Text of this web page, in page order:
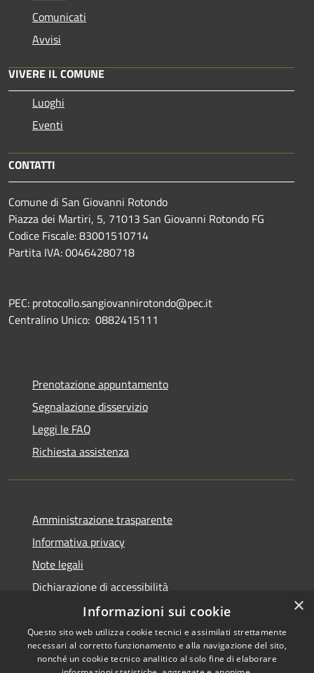
Comunicati
Avvisi
VIVERE IL COMUNE
Luoghi
Eventi
CONTATTI
Comune di San Giovanni Rotondo
Piazza dei Martiri, 5, 71013 San Giovanni Rotondo FG
Codice Fiscale: 83001510714
Partita IVA: 00464280718
PEC: protocollo.sangiovannirotondo@pec.it
Centralino Unico: 0882415111
Prenotazione appuntamento
Segnalazione disservizio
Leggi le FAQ
Richiesta assistenza
Amministrazione trasparente
Informativa privacy
Note legali
Dichiarazione di accessibilità
Copyright © 2026 • Comune di
×
Informazioni sui cookie
Questo sito web utilizza cookie tecnici e assimilati strettamente
necessari al corretto funzionamento e alla navigazione del sito,
nonché un cookie tecnico analitico al solo fine di elaborare